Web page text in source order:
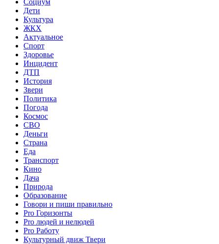
Дети
Культура
ЖКХ
Актуальное
Спорт
Здоровье
Инцидент
ДТП
История
Звери
Политика
Погода
Космос
СВО
Деньги
Страна
Еда
Транспорт
Кино
Дача
Природа
Образование
Говори и пиши правильно
Pro Горизонты
Pro людей и нелюдей
Pro Работу
Культурный движ Твери